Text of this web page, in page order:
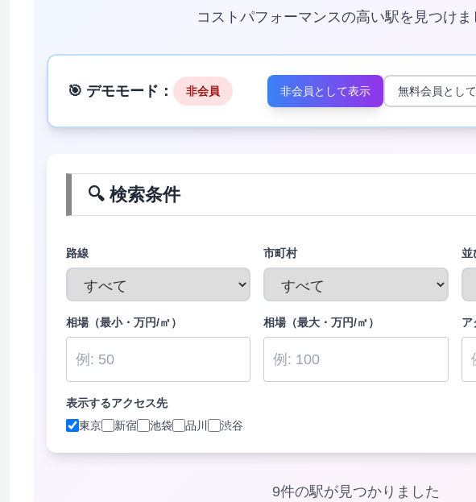
コストパフォーマンスの高い駅を見つけま
🎯 デモモード： 非会員 非会員として表示 無料会員とし
🔍 検索条件
路線 市町村 並
相場（最小・万円/㎡） 相場（最大・万円/㎡） ア
表示するアクセス先
東京
新宿 池袋 品川 渋谷
9件の駅が見つかりました